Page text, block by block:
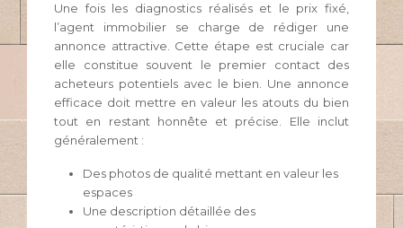
Une fois les diagnostics réalisés et le prix fixé,
l’agent immobilier se charge de rédiger une
annonce attractive. Cette étape est cruciale car
elle constitue souvent le premier contact des
acheteurs potentiels avec le bien. Une annonce
efficace doit mettre en valeur les atouts du bien
tout en restant honnête et précise. Elle inclut
généralement :
Des photos de qualité mettant en valeur les
espaces
Une description détaillée des